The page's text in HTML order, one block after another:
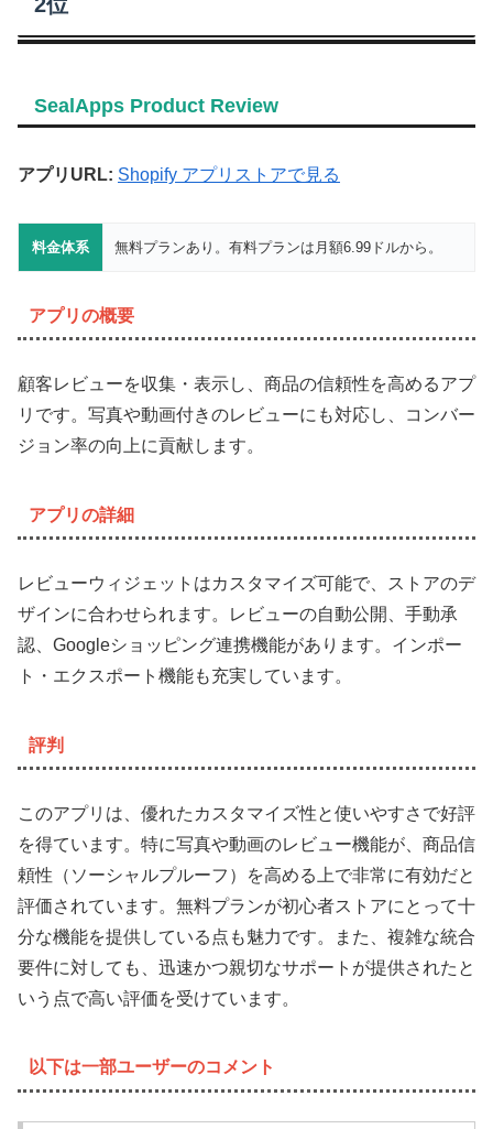
SealApps Product Review
アプリURL: Shopify アプリストアで見る
料金体系 無料プランあり。有料プランは月額6.99ドルから。
アプリの概要
顧客レビューを収集・表示し、商品の信頼性を高めるアプ
リです。写真や動画付きのレビューにも対応し、コンバー
ジョン率の向上に貢献します。
アプリの詳細
レビューウィジェットはカスタマイズ可能で、ストアのデ
ザインに合わせられます。レビューの自動公開、手動承
認、Googleショッピング連携機能があります。インポー
ト・エクスポート機能も充実しています。
評判
このアプリは、優れたカスタマイズ性と使いやすさで好評
を得ています。特に写真や動画のレビュー機能が、商品信
頼性（ソーシャルプルーフ）を高める上で非常に有効だと
評価されています。無料プランが初心者ストアにとって十
分な機能を提供している点も魅力です。また、複雑な統合
要件に対しても、迅速かつ親切なサポートが提供されたと
いう点で高い評価を受けています。
以下は一部ユーザーのコメント